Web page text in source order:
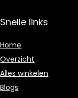
Snelle links
Home
Overzicht
Alles winkelen
Blogs